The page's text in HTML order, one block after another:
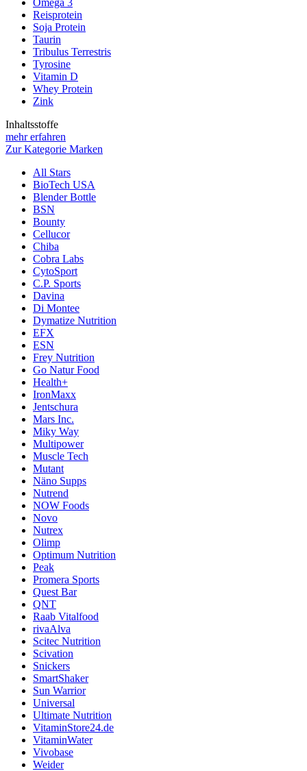
Omega 3
Reisprotein
Soja Protein
Taurin
Tribulus Terrestris
Tyrosine
Vitamin D
Whey Protein
Zink
Inhaltsstoffe
mehr erfahren
Zur Kategorie Marken
All Stars
BioTech USA
Blender Bottle
BSN
Bounty
Cellucor
Chiba
Cobra Labs
CytoSport
C.P. Sports
Davina
Di Montee
Dymatize Nutrition
EFX
ESN
Frey Nutrition
Go Natur Food
Health+
IronMaxx
Jentschura
Mars Inc.
Miky Way
Multipower
Muscle Tech
Mutant
Näno Supps
Nutrend
NOW Foods
Novo
Nutrex
Olimp
Optimum Nutrition
Peak
Promera Sports
Quest Bar
QNT
Raab Vitalfood
rivaAlva
Scitec Nutrition
Scivation
Snickers
SmartShaker
Sun Warrior
Universal
Ultimate Nutrition
VitaminStore24.de
VitaminWater
Vivobase
Weider